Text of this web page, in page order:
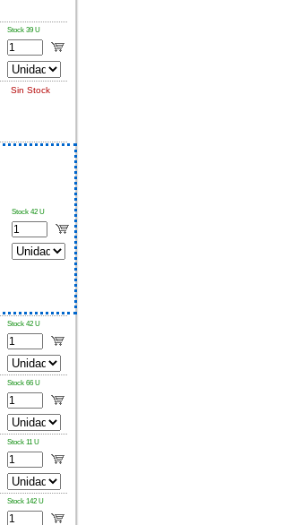
Stock 39 U
Sin Stock
Stock 42 U
Stock 42 U
Stock 66 U
Stock 11 U
Stock 142 U